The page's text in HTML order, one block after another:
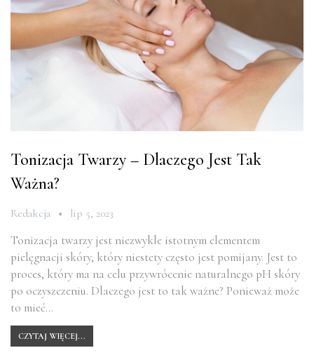
Tonizacja Twarzy – Dlaczego Jest Tak
Ważna?
Redakcja lip 5, 2023
Tonizacja twarzy jest niezwykle istotnym elementem
pielęgnacji skóry, który niestety często jest pomijany. Jest to
proces, który ma na celu przywrócenie naturalnego pH skóry
po oczyszczeniu. Dlaczego jest to tak ważne? Ponieważ może
to mieć…
CZYTAJ WIĘCEJ...